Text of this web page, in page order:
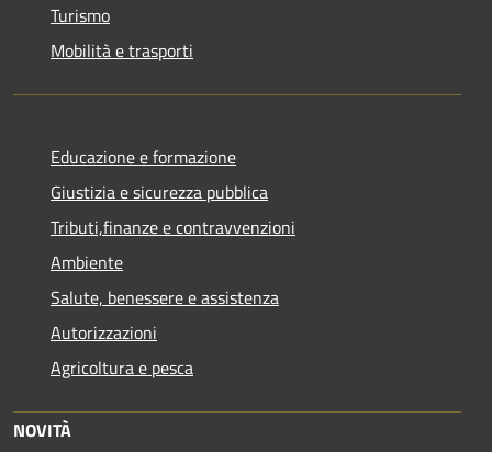
Turismo
Mobilità e trasporti
Educazione e formazione
Giustizia e sicurezza pubblica
Tributi,finanze e contravvenzioni
Ambiente
Salute, benessere e assistenza
Autorizzazioni
Agricoltura e pesca
NOVITÀ